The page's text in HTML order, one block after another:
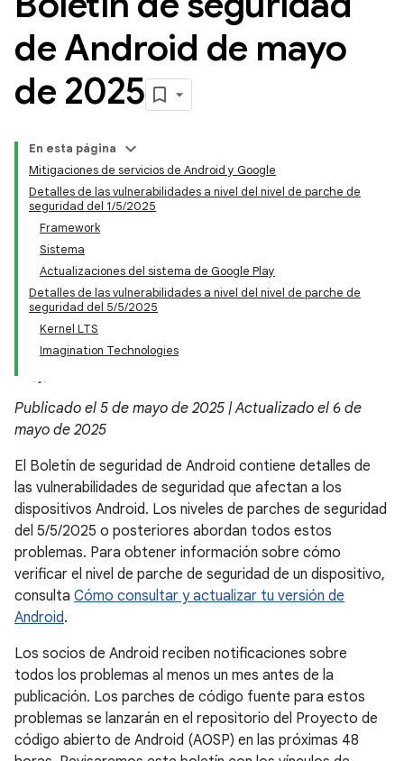
de Android de mayo
de 2025
En esta página
Mitigaciones de servicios de Android y Google
Detalles de las vulnerabilidades a nivel del nivel de parche de
seguridad del 1/5/2025
Framework
Sistema
Actualizaciones del sistema de Google Play
Detalles de las vulnerabilidades a nivel del nivel de parche de
seguridad del 5/5/2025
Kernel LTS
Imagination Technologies
Publicado el 5 de mayo de 2025 | Actualizado el 6 de
mayo de 2025
El Boletín de seguridad de Android contiene detalles de
las vulnerabilidades de seguridad que afectan a los
dispositivos Android. Los niveles de parches de seguridad
del 5/5/2025 o posteriores abordan todos estos
problemas. Para obtener información sobre cómo
verificar el nivel de parche de seguridad de un dispositivo,
consulta Cómo consultar y actualizar tu versión de
Android.
Los socios de Android reciben notificaciones sobre
todos los problemas al menos un mes antes de la
publicación. Los parches de código fuente para estos
problemas se lanzarán en el repositorio del Proyecto de
código abierto de Android (AOSP) en las próximas 48